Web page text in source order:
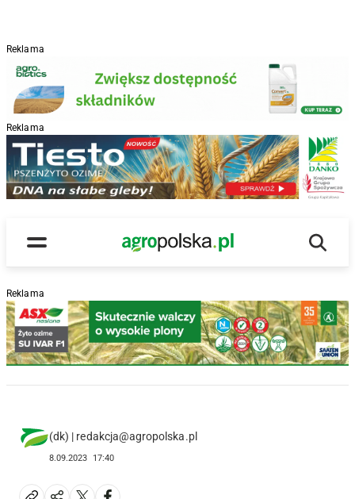
Reklama
Reklama
Menu
Main Logo
Reklama
(dk) | redakcja@agropolska.pl
8.09.2023 17:40